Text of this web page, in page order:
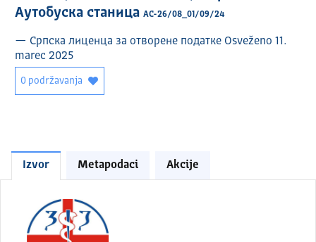
Аутобуска станицаАС-26/08_01/09/24
— Српска лиценца за отворене податке Osveženo 11.
marec 2025
0 podržavanja
Izvor Metapodaci Akcije